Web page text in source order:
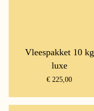
Vleespakket 10 kg
luxe
€ 225,00